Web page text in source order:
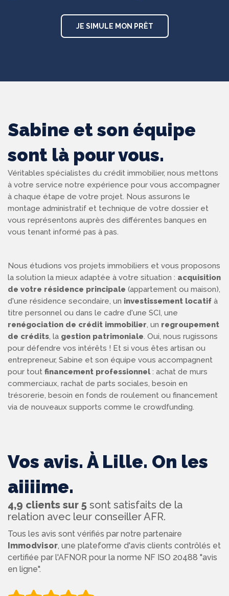
JE SIMULE MON PRÊT
Sabine et son équipe
sont là pour vous.
Véritables spécialistes du crédit immobilier, nous mettons
à votre service notre expérience pour vous accompagner
à chaque étape de votre projet. Nous assurons le
montage administratif et technique de votre dossier et
vous représentons auprès des différentes banques en
vous tenant informé pas à pas.
Nous étudions vos projets immobiliers et vous proposons
la solution la mieux adaptée à votre situation : acquisition
de votre résidence principale (appartement ou maison),
d'une résidence secondaire, un investissement locatif à
titre personnel ou dans le cadre d'une SCI, une
renégociation de crédit immobilier, un regroupement
de crédits, la gestion patrimoniale. Oui, nous rugissons
pour défendre vos intérêts ! Et si vous êtes artisan ou
entrepreneur, Sabine et son équipe vous accompagnent
pour tout financement professionnel: achat de murs
commerciaux, rachat de parts sociales, besoin en
trésorerie, besoin en fonds de roulement ou financement
via de nouveaux supports comme le crowdfunding.
Vos avis. À Lille. On les
aiiiime.
4,9 clients sur 5 sont satisfaits de la
relation avec leur conseiller AFR.
Tous les avis sont vérifiés par notre partenaire
Immodvisor, une plateforme d'avis clients contrôlés et
certifiée par l'AFNOR pour la norme NF ISO 20488 "avis
en ligne".